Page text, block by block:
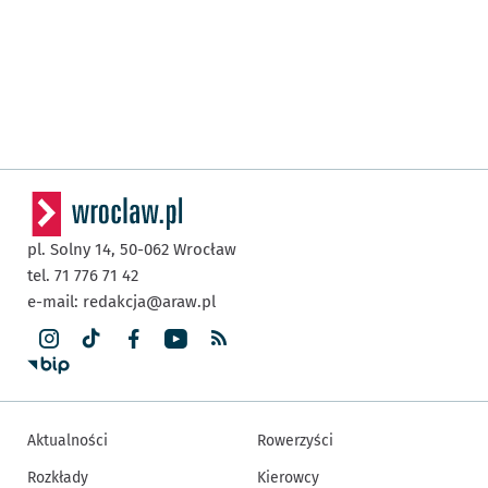
pl. Solny 14, 50-062 Wrocław
tel. 71 776 71 42
e-mail: redakcja@araw.pl
Aktualności
Rozkłady
Rowerzyści
Kierowcy